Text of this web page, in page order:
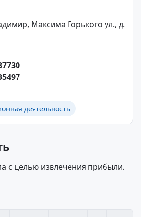
Максима Горького ул., д.
деятельность
с целью извлечения прибыли.